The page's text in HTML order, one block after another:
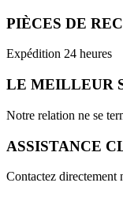
PIÈCES DE
Expédition 24 heures
LE MEILLEUR
Notre relation ne se
ASSISTANCE
Contactez directement